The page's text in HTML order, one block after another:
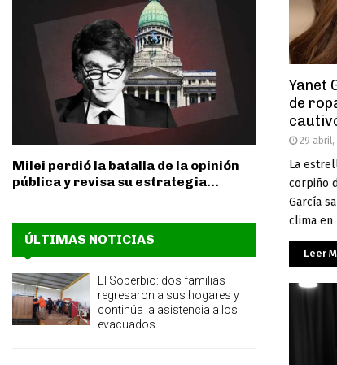
Yanet
de
29 abril,
La
corpiño
García
clima en
Leer
Milei perdió la batalla de la opinión
pública y revisa su estrategia...
ÚLTIMAS NOTICIAS
El Soberbio: dos familias
regresaron a sus hogares y
continúa la asistencia a los
evacuados